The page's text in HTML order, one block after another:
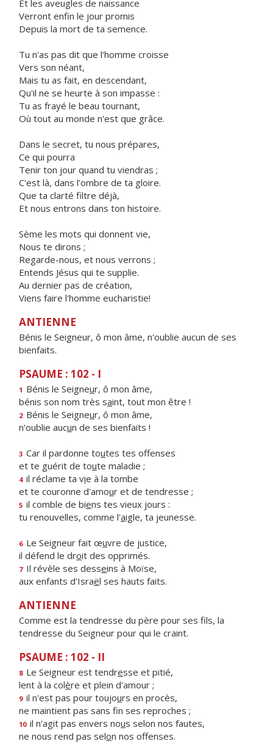
Et les aveugles de naissance
Verront enfin le jour promis
Depuis la mort de ta semence.
Tu n'as pas dit que l'homme croisse
Vers son néant,
Mais tu as fait, en descendant,
Qu'il ne se heurte à son impasse :
Tu as frayé le beau tournant,
Où tout au monde n'est que grâce.
Dans le secret, tu nous prépares,
Ce qui pourra
Tenir ton jour quand tu viendras ;
C'est là, dans l'ombre de ta gloire.
Que ta clarté filtre déjà,
Et nous entrons dans ton histoire.
Sème les mots qui donnent vie,
Nous te dirons ;
Regarde-nous, et nous verrons ;
Entends Jésus qui te supplie.
Au dernier pas de création,
Viens faire l'homme eucharistie!
ANTIENNE
Bénis le Seigneur, ô mon âme, n'oublie aucun de ses
bienfaits.
PSAUME : 102 - I
1 Bénis le Seigneur, ô mon âme,
bénis son nom très saint, tout mon être !
2 Bénis le Seigneur, ô mon âme,
n'oublie aucun de ses bienfaits !
3 Car il pardonne toutes tes offenses
et te guérit de toute maladie ;
4 il réclame ta vie à la tombe
et te couronne d'amour et de tendresse ;
5 il comble de biens tes vieux jours :
tu renouvelles, comme l'aigle, ta jeunesse.
6 Le Seigneur fait œuvre de justice,
il défend le droit des opprimés.
7 Il révèle ses desseins à Moïse,
aux enfants d'Israël ses hauts faits.
ANTIENNE
Comme est la tendresse du père pour ses fils, la
tendresse du Seigneur pour qui le craint.
PSAUME : 102 - II
8 Le Seigneur est tendresse et pitié,
lent à la colère et plein d'amour ;
9 il n'est pas pour toujours en procès,
ne maintient pas sans fn ses reproches ;
10 il n'agit pas envers nous selon nos fautes,
ne nous rend pas selon nos offenses.